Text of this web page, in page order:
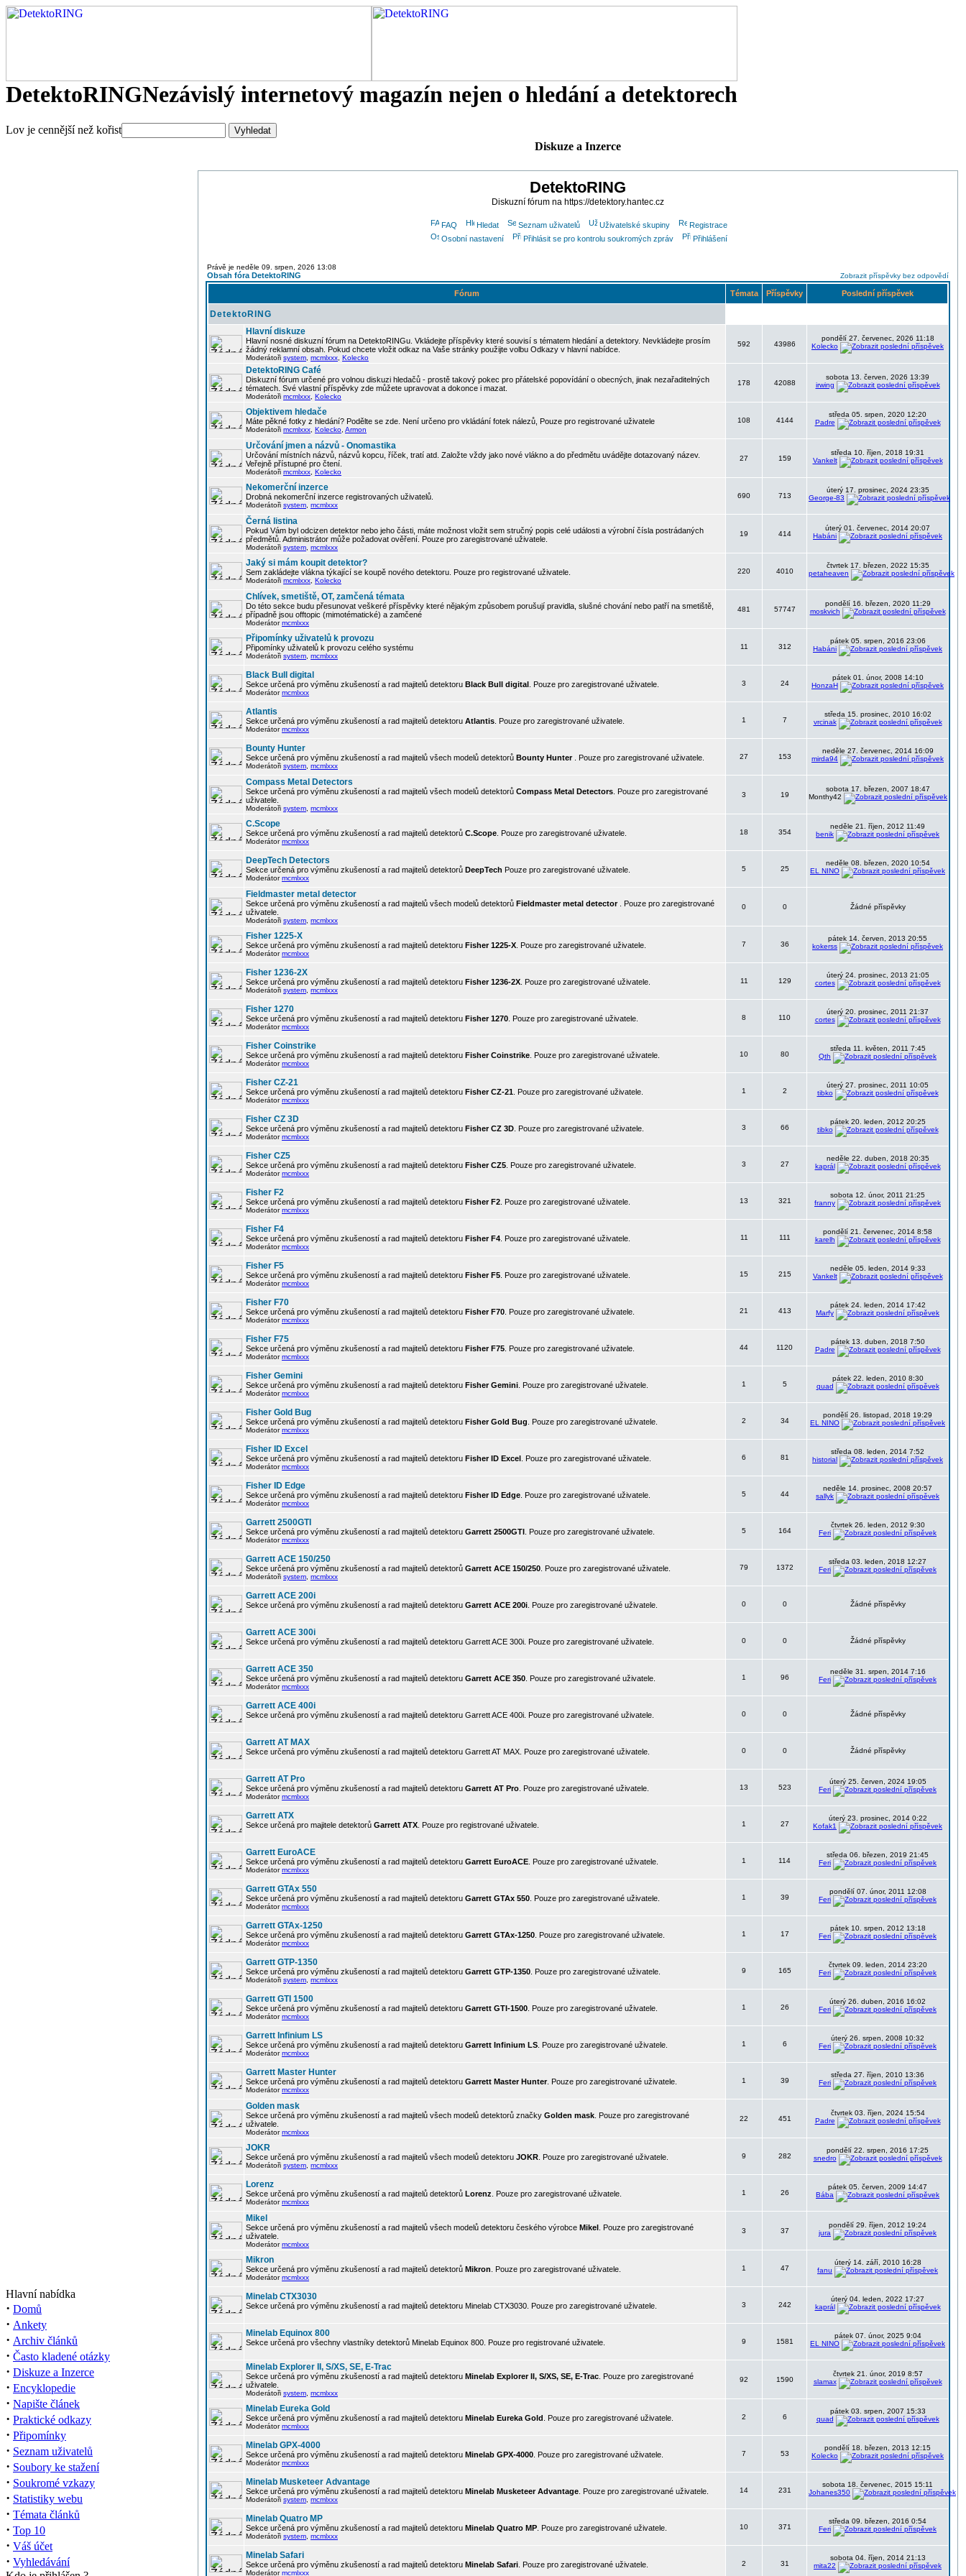
DetektoRINGNezávislý internetový magazín nejen o hledání a detektorech
Lov je cennější než kořist
Hlavní nabídka
· Domů
· Ankety
· Archiv článků
· Často kladené otázky
· Diskuze a Inzerce
· Encyklopedie
· Napište článek
· Praktické odkazy
· Připomínky
· Seznam uživatelů
· Soubory ke stažení
· Soukromé vzkazy
· Statistiky webu
· Témata článků
· Top 10
· Váš účet
· Vyhledávání
Diskuze a Inzerce
DetektoRING
Diskuzní fórum na https://detektory.hantec.cz
FAQ Hledat Seznam uživatelů Uživatelské skupiny
Registrace
Osobní nastavení
Přihlásit se pro kontrolu soukromých zpráv Přihlášení
Právě je neděle 09. srpen, 2026 13:08
Obsah fóra DetektoRING Zobrazit příspěvky bez odpovědí
Fórum Témata Příspěvky Poslední příspěvek
DetektoRING
Hlavní diskuze
Hlavní nosné diskuzní fórum na DetektoRINGu. Vkládejte příspěvky které souvisí s tématem hledání a detektory. Nevkládejte prosím
žádný reklamní obsah. Pokud chcete vložit odkaz na Vaše stránky použijte volbu Odkazy v hlavní nabídce.
Moderátoři system mcmlxxx Kolecko
592 43986
pondělí 27. červenec, 2026 11:18
Kolecko
DetektoRING Café
Diskuzní fórum určené pro volnou diskuzi hledačů - prostě takový pokec pro přátelské popovídání o obecných, jinak nezařaditelných
tématech. Své vlastní příspěvky zde můžete upravovat a dokonce i mazat.
Moderátoři mcmlxxx Kolecko
178 42088
sobota 13. červen, 2026 13:39
irwing
Objektivem hledače
Máte pěkné fotky z hledání? Podělte se zde. Není určeno pro vkládání fotek nálezů, Pouze pro registrované uživatele
Moderátoři mcmlxxx Kolecko Armon
108 4144
středa 05. srpen, 2020 12:20
Padre
Určování jmen a názvů - Onomastika
Určování místních názvů, názvů kopcu, říček, tratí atd. Založte vždy jako nové vlákno a do předmětu uvádějte dotazovaný název.
Veřejně přístupné pro čtení.
Moderátoři mcmlxxx Kolecko
27 159
středa 10. říjen, 2018 19:31
Vankelt
Nekomerční inzerce
Drobná nekomerční inzerce registrovaných uživatelů.
Moderátoři system mcmlxxx
690 713
úterý 17. prosinec, 2024 23:35
George-83
Černá listina
Pokud Vám byl odcizen detektor nebo jeho části, máte možnost vložit sem stručný popis celé události a výrobní čísla postrádaných
předmětů. Administrátor může požadovat ověření. Pouze pro zaregistrované uživatele.
Moderátoři system mcmlxxx
19 414
úterý 01. červenec, 2014 20:07
Habáni
Jaký si mám koupit detektor?
Sem zakládejte vlákna týkající se koupě nového detektoru. Pouze pro registrované uživatele.
Moderátoři mcmlxxx Kolecko
220 4010
čtvrtek 17. březen, 2022 15:35
petaheaven
Chlívek, smetiště, OT, zamčená témata
Do této sekce budu přesunovat veškeré příspěvky které nějakým způsobem porušují pravidla, slušné chování nebo patří na smetiště,
případně jsou offtopic (mimotématické) a zamčené
Moderátormcmlxxx
481 57747
pondělí 16. březen, 2020 11:29
moskvich
Připomínky uživatelů k provozu
Připomínky uživatelů k provozu celého systému
Moderátoři system mcmlxxx
11 312
pátek 05. srpen, 2016 23:06
Habáni
Black Bull digital
Sekce určená pro výměnu zkušeností a rad majitelů detektoru Black Bull digital . Pouze pro zaregistrované uživatele.
Moderátormcmlxxx
3 24
pátek 01. únor, 2008 14:10
HonzaH
Atlantis
Sekce určená pro výměnu zkušeností a rad majitelů detektoru Atlantis . Pouze pro zaregistrované uživatele.
Moderátormcmlxxx
1 7
středa 15. prosinec, 2010 16:02
vrcinak
Bounty Hunter
Sekce určená pro výměnu zkušeností a rad majitelů všech modelů detektorů Bounty Hunter . Pouze pro zaregistrované uživatele.
Moderátoři system mcmlxxx
27 153
neděle 27. červenec, 2014 16:09
mirda94
Compass Metal Detectors
Sekce určená pro výměnu zkušeností a rad majitelů všech modelů detektorů Compass Metal Detectors . Pouze pro zaregistrované
uživatele.
Moderátoři system mcmlxxx
3 19
sobota 17. březen, 2007 18:47
Monthy42
C.Scope
Sekce určená pro výměnu zkušeností a rad majitelů detektorů C.Scope . Pouze pro zaregistrované uživatele.
Moderátormcmlxxx
18 354
neděle 21. říjen, 2012 11:49
benik
DeepTech Detectors
Sekce určená pro výměnu zkušeností a rad majitelů detektorů DeepTech Pouze pro zaregistrované uživatele.
Moderátormcmlxxx
5 25
neděle 08. březen, 2020 10:54
EL NINO
Fieldmaster metal detector
Sekce určená pro výměnu zkušeností a rad majitelů všech modelů detektorů Fieldmaster metal detector. Pouze pro zaregistrované
uživatele.
Moderátoři system mcmlxxx
0 0 Žádné příspěvky
Fisher 1225-X
Sekce určená pro výměnu zkušeností a rad majitelů detektoru Fisher 1225-X . Pouze pro zaregistrované uživatele.
Moderátormcmlxxx
7 36
pátek 14. červen, 2013 20:55
kokerss
Fisher 1236-2X
Sekce určená pro výměnu zkušeností a rad majitelů detektoru Fisher 1236-2X . Pouze pro zaregistrované uživatele.
Moderátoři system mcmlxxx
11 129
úterý 24. prosinec, 2013 21:05
cortes
Fisher 1270
Sekce určená pro výměnu zkušeností a rad majitelů detektoru Fisher 1270 . Pouze pro zaregistrované uživatele.
Moderátormcmlxxx
8 110
úterý 20. prosinec, 2011 21:37
cortes
Fisher Coinstrike
Sekce určená pro výměnu zkušeností a rad majitelů detektoru Fisher Coinstrike . Pouze pro zaregistrované uživatele.
Moderátormcmlxxx
10 80
středa 11. květen, 2011 7:45
Qth
Fisher CZ-21
Sekce určená pro výměnu zkušeností a rad majitelů detektoru Fisher CZ-21 . Pouze pro zaregistrované uživatele.
Moderátormcmlxxx
1 2
úterý 27. prosinec, 2011 10:05
tibko
Fisher CZ 3D
Sekce určená pro výměnu zkušeností a rad majitelů detektoru Fisher CZ 3D . Pouze pro zaregistrované uživatele.
Moderátormcmlxxx
3 66
pátek 20. leden, 2012 20:25
tibko
Fisher CZ5
Sekce určená pro výměnu zkušeností a rad majitelů detektoru Fisher CZ5 . Pouze pro zaregistrované uživatele.
Moderátormcmlxxx
3 27
neděle 22. duben, 2018 20:35
kaprál
Fisher F2
Sekce určená pro výměnu zkušeností a rad majitelů detektoru Fisher F2 . Pouze pro zaregistrované uživatele.
Moderátormcmlxxx
13 321
sobota 12. únor, 2011 21:25
franny
Fisher F4
Sekce určená pro výměnu zkušeností a rad majitelů detektoru Fisher F4 . Pouze pro zaregistrované uživatele.
Moderátormcmlxxx
11 111
pondělí 21. červenec, 2014 8:58
karelh
Fisher F5
Sekce určená pro výměnu zkušeností a rad majitelů detektoru Fisher F5 . Pouze pro zaregistrované uživatele.
Moderátormcmlxxx
15 215
neděle 05. leden, 2014 9:33
Vankelt
Fisher F70
Sekce určená pro výměnu zkušeností a rad majitelů detektoru Fisher F70 . Pouze pro zaregistrované uživatele.
Moderátormcmlxxx
21 413
pátek 24. leden, 2014 17:42
Marfy
Fisher F75
Sekce určená pro výměnu zkušeností a rad majitelů detektoru Fisher F75 . Pouze pro zaregistrované uživatele.
Moderátormcmlxxx
44 1120
pátek 13. duben, 2018 7:50
Padre
Fisher Gemini
Sekce určená pro výměnu zkušeností a rad majitelů detektoru Fisher Gemini . Pouze pro zaregistrované uživatele.
Moderátormcmlxxx
1 5
pátek 22. leden, 2010 8:30
quad
Fisher Gold Bug
Sekce určená pro výměnu zkušeností a rad majitelů detektoru Fisher Gold Bug . Pouze pro zaregistrované uživatele.
Moderátormcmlxxx
2 34
pondělí 26. listopad, 2018 19:29
EL NINO
Fisher ID Excel
Sekce určená pro výměnu zkušeností a rad majitelů detektoru Fisher ID Excel . Pouze pro zaregistrované uživatele.
Moderátormcmlxxx
6 81
středa 08. leden, 2014 7:52
historial
Fisher ID Edge
Sekce určená pro výměnu zkušeností a rad majitelů detektoru Fisher ID Edge . Pouze pro zaregistrované uživatele.
Moderátormcmlxxx
5 44
neděle 14. prosinec, 2008 20:57
sallyk
Garrett 2500GTI
Sekce určená pro výměnu zkušeností a rad majitelů detektoru Garrett 2500GTI . Pouze pro zaregistrované uživatele.
Moderátormcmlxxx
5 164
čtvrtek 26. leden, 2012 9:30
Feri
Garrett ACE 150/250
Sekce určená pro výměnu zkušeností a rad majitelů detektorů Garrett ACE 150/250 . Pouze pro zaregistrované uživatele.
Moderátoři system mcmlxxx
79 1372
středa 03. leden, 2018 12:27
Feri
Garrett ACE 200i
Sekce určená pro výměnu zkušeností a rad majitelů detektoru Garrett ACE 200i . Pouze pro zaregistrované uživatele. 0 0 Žádné příspěvky
Garrett ACE 300i
Sekce určená pro výměnu zkušeností a rad majitelů detektoru Garrett ACE 300i. Pouze pro zaregistrované uživatele. 0 0 Žádné příspěvky
Garrett ACE 350
Sekce určená pro výměnu zkušeností a rad majitelů detektoru Garrett ACE 350 . Pouze pro zaregistrované uživatele.
Moderátormcmlxxx
1 96
neděle 31. srpen, 2014 7:16
Feri
Garrett ACE 400i
Sekce určená pro výměnu zkušeností a rad majitelů detektoru Garrett ACE 400i. Pouze pro zaregistrované uživatele. 0 0 Žádné příspěvky
Garrett AT MAX
Sekce určená pro výměnu zkušeností a rad majitelů detektoru Garrett AT MAX. Pouze pro zaregistrované uživatele. 0 0 Žádné příspěvky
Garrett AT Pro
Sekce určená pro výměnu zkušeností a rad majitelů detektoru Garrett AT Pro . Pouze pro zaregistrované uživatele.
Moderátormcmlxxx
13 523
úterý 25. červen, 2024 19:05
Feri
Garrett ATX
Sekce určená pro majitele detektorů Garrett ATX . Pouze pro registrované uživatele. 1 27
úterý 23. prosinec, 2014 0:22
Kofak1
Garrett EuroACE
Sekce určená pro výměnu zkušeností a rad majitelů detektoru Garrett EuroACE . Pouze pro zaregistrované uživatele.
Moderátormcmlxxx
1 114
středa 06. březen, 2019 21:45
Feri
Garrett GTAx 550
Sekce určená pro výměnu zkušeností a rad majitelů detektoru Garrett GTAx 550 . Pouze pro zaregistrované uživatele.
Moderátormcmlxxx
1 39
pondělí 07. únor, 2011 12:08
Feri
Garrett GTAx-1250
Sekce určená pro výměnu zkušeností a rad majitelů detektoru Garrett GTAx-1250 . Pouze pro zaregistrované uživatele.
Moderátormcmlxxx
1 17
pátek 10. srpen, 2012 13:18
Feri
Garrett GTP-1350
Sekce určená pro výměnu zkušeností a rad majitelů detektoru Garrett GTP-1350 . Pouze pro zaregistrované uživatele.
Moderátoři system mcmlxxx
9 165
čtvrtek 09. leden, 2014 23:20
Feri
Garrett GTI 1500
Sekce určená pro výměnu zkušeností a rad majitelů detektoru Garrett GTI-1500 . Pouze pro zaregistrované uživatele.
Moderátormcmlxxx
1 26
úterý 26. duben, 2016 16:02
Feri
Garrett Infinium LS
Sekce určená pro výměnu zkušeností a rad majitelů detektoru Garrett Infinium LS . Pouze pro zaregistrované uživatele.
Moderátormcmlxxx
1 6
úterý 26. srpen, 2008 10:32
Feri
Garrett Master Hunter
Sekce určená pro výměnu zkušeností a rad majitelů detektoru Garrett Master Hunter. Pouze pro zaregistrované uživatele.
Moderátormcmlxxx
1 39
středa 27. říjen, 2010 13:36
Feri
Golden mask
Sekce určená pro výměnu zkušeností a rad majitelů všech modelů detektorů značky Golden mask . Pouze pro zaregistrované
uživatele.
Moderátormcmlxxx
22 451
čtvrtek 03. říjen, 2024 15:54
Padre
JOKR
Sekce určená pro výměnu zkušeností a rad majitelů všech modelů detektoru JOKR . Pouze pro zaregistrované uživatele.
Moderátoři system mcmlxxx
9 282
pondělí 22. srpen, 2016 17:25
snedro
Lorenz
Sekce určená pro výměnu zkušeností a rad majitelů detektorů Lorenz . Pouze pro zaregistrované uživatele.
Moderátormcmlxxx
1 26
pátek 05. červen, 2009 14:47
Bába
Mikel
Sekce určená pro výměnu zkušeností a rad majitelů všech modelů detektoru českého výrobce Mikel . Pouze pro zaregistrované
uživatele.
Moderátormcmlxxx
3 37
pondělí 29. říjen, 2012 19:24
jura
Mikron
Sekce určená pro výměnu zkušeností a rad majitelů detektorů Mikron . Pouze pro zaregistrované uživatele.
Moderátormcmlxxx
1 47
úterý 14. září, 2010 16:28
fanu
Minelab CTX3030
Sekce určená pro výměnu zkušeností a rad majitelů detektoru Minelab CTX3030. Pouze pro zaregistrované uživatele. 3 242
úterý 04. leden, 2022 17:27
kaprál
Minelab Equinox 800
Sekce určená pro všechny vlastníky detektorů Minelab Equinox 800. Pouze pro registrované uživatele. 9 1581
pátek 07. únor, 2025 9:04
EL NINO
Minelab Explorer II, S/XS, SE, E-Trac
Sekce určená pro výměnu zkušeností a rad majitelů detektoru Minelab Explorer II, S/XS, SE, E-Trac . Pouze pro zaregistrované
uživatele.
Moderátoři system mcmlxxx
92 1590
čtvrtek 21. únor, 2019 8:57
slamax
Minelab Eureka Gold
Sekce určená pro výměnu zkušeností a rad majitelů detektoru Minelab Eureka Gold . Pouze pro zaregistrované uživatele.
Moderátormcmlxxx
2 6
pátek 03. srpen, 2007 15:33
quad
Minelab GPX-4000
Sekce určená pro výměnu zkušeností a rad majitelů detektoru Minelab GPX-4000 . Pouze pro zaregistrované uživatele.
Moderátormcmlxxx
7 53
pondělí 18. březen, 2013 12:15
Kolecko
Minelab Musketeer Advantage
Sekce určená pro výměnu zkušeností a rad majitelů detektoru Minelab Musketeer Advantage . Pouze pro zaregistrované uživatele.
Moderátoři system mcmlxxx
14 231
sobota 18. červenec, 2015 15:11
Johanes350
Minelab Quatro MP
Sekce určená pro výměnu zkušeností a rad majitelů detektoru Minelab Quatro MP . Pouze pro zaregistrované uživatele.
Moderátoři system mcmlxxx
10 371
středa 09. březen, 2016 0:54
Feri
Minelab Safari
Sekce určená pro výměnu zkušeností a rad majitelů detektoru Minelab Safari . Pouze pro zaregistrované uživatele.
Moderátormcmlxxx
2 31
sobota 04. říjen, 2014 21:13
mita22